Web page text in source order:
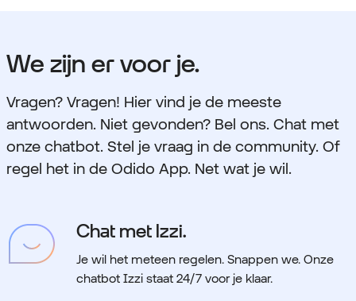
We zijn er voor je.
Vragen? Vragen! Hier vind je de meeste
antwoorden. Niet gevonden? Bel ons. Chat met
onze chatbot. Stel je vraag in de community. Of
regel het in de Odido App. Net wat je wil.
Chat met Izzi.
Je wil het meteen regelen. Snappen we. Onze
chatbot Izzi staat 24/7 voor je klaar.